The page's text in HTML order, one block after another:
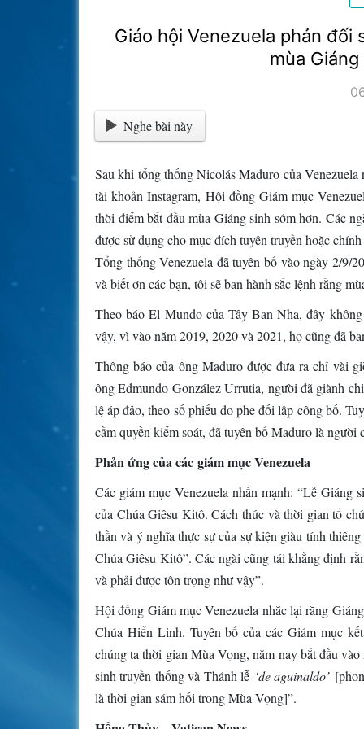
Giáo hội Venezuela phản
mùa
Nghe bài này
Sau khi tổng thống Nicolás Maduro của
tài khoản Instagram, Hội đồng Giám mục
thời điểm bắt đầu mùa Giáng sinh sớm hơn. Các
được sử dụng cho mục đích tuyên truyền hoặc
Tổng thống Venezuela đã tuyên bố vào ngày 2/9/
và biết ơn các bạn, tôi sẽ ban hành sắc lệnh rằng
Theo báo El Mundo của Tây Ban Nha, đây
vậy, vì vào năm 2019, 2020 và 2021, họ cũng đã
Thông báo của ông Maduro được đưa ra chỉ vài
ông Edmundo González Urrutia, người đã giành
lệ áp đảo, theo số phiếu do phe đối lập công bố.
cầm quyền kiểm soát, đã tuyên bố Maduro là người
Phản ứng của các giám mục Venezuela
Các giám mục Venezuela nhấn mạnh: “Lễ
của Chúa Giêsu Kitô. Cách thức và thời gian tổ
thần và ý nghĩa thực sự của sự kiện giàu tính
Chúa Giêsu Kitô”. Các ngài cũng tái khẳng định
và phải được tôn trọng như vậy”.
Hội đồng Giám mục Venezuela nhắc lại rằng
Chúa Hiển Linh. Tuyên bố của các Giám mục
chúng ta thời gian Mùa Vọng, năm nay bắt đầu
sinh truyền thống và Thánh lễ ‘de aguinaldo’
là thời gian sám hối trong Mùa Vọng]”.